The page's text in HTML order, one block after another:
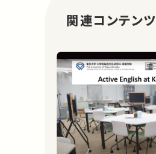
関連コンテンツ